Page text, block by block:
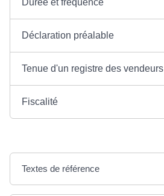
Déclaration préalable
Tenue d'un registre des vendeurs
Fiscalité
Textes de référence